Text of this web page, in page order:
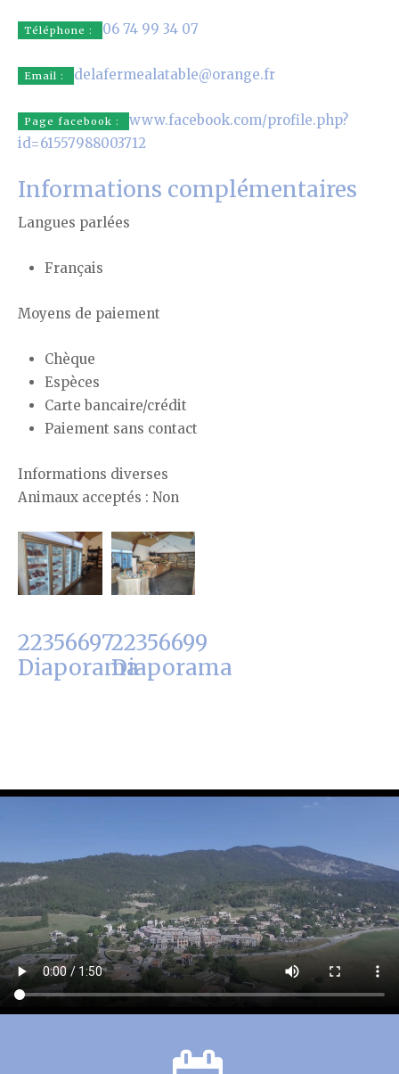
Téléphone : 06 74 99 34 07
Email : delafermealatable@orange.fr
Page facebook :
www.facebook.com/profile.php?
id=61557988003712
Informations complémentaires
Langues parlées
Français
Moyens de paiement
Chèque
Espèces
Carte bancaire/crédit
Paiement sans contact
Informations diverses
Animaux acceptés : Non
22356697
Diaporama
22356699
Diaporama